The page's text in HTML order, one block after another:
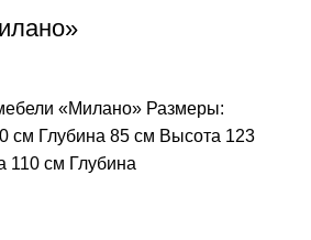
«Милано» Размеры:
см Глубина 85 см Высота 123
110 см Глубина